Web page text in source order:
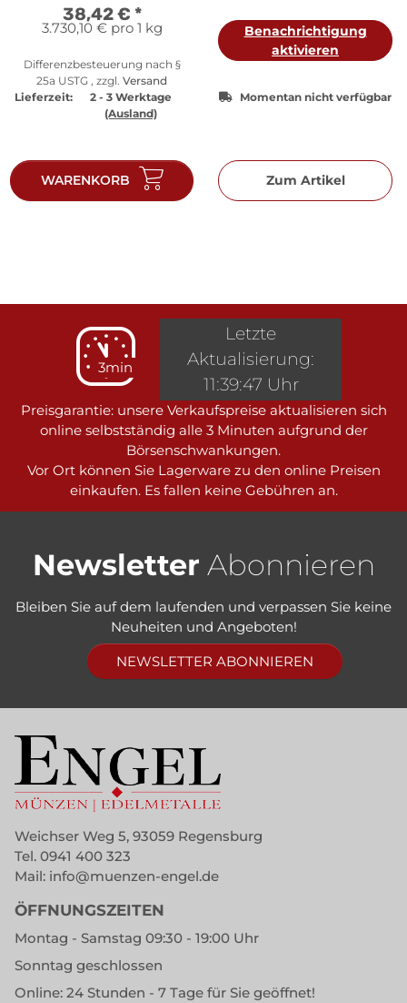
38,42 € *
3.730,10 € pro 1 kg
Differenzbesteuerung nach §
25a USTG , zzgl. Versand
Lieferzeit:
2 - 3 Werktage
(Ausland)
WARENKORB
Benachrichtigung
aktivieren
Momentan nicht verfügbar
Zum Artikel
3min
Preisgarantie: unsere Verkaufspreise aktualisieren sich
online selbstständig alle 3 Minuten aufgrund der
Börsenschwankungen.
Vor Ort können Sie Lagerware zu den online Preisen
einkaufen. Es fallen keine Gebühren an.
Letzte
Aktualisierung:
11:39:47 Uhr
Newsletter Abonnieren
Bleiben Sie auf dem laufenden und verpassen Sie keine
Neuheiten und Angeboten!
NEWSLETTER ABONNIEREN
Weichser Weg 5, 93059 Regensburg
Tel. 0941 400 323
Mail: info@muenzen-engel.de
ÖFFNUNGSZEITEN
Montag - Samstag 09:30 - 19:00 Uhr
Sonntag geschlossen
Online: 24 Stunden - 7 Tage für Sie geöffnet!